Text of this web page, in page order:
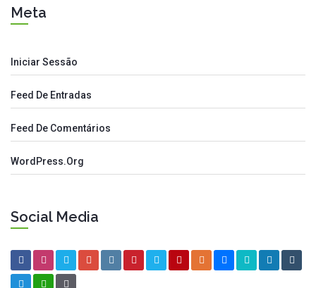
Meta
Iniciar Sessão
Feed De Entradas
Feed De Comentários
WordPress.org
Social Media